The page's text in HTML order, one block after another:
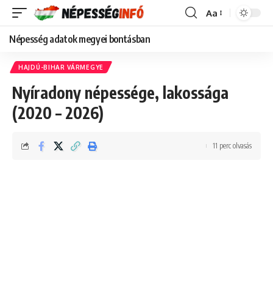
Font
Aa
Népesség adatok megyei bontásban
HAJDÚ-BIHAR VÁRMEGYE
Nyíradony népessége, lakossága
(2020 – 2026)
11 perc olvasás